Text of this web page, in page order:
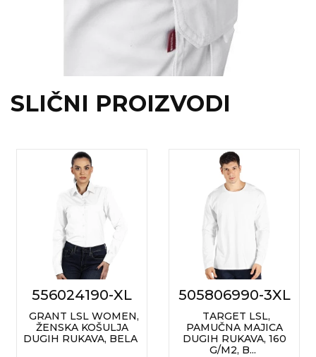
SLIČNI PROIZVODI
556024190-XL
GRANT LSL WOMEN,
ŽENSKA KOŠULJA
DUGIH RUKAVA, BELA
505806990-3XL
TARGET LSL,
PAMUČNA MAJICA
DUGIH RUKAVA, 160
G/M2, B...